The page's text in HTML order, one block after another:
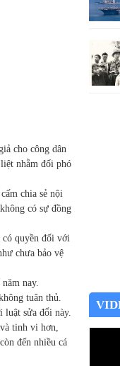
cho công dân
nhằm đối phó
chia sẻ nội
có sự đồng
quyền đối với
chưa bảo vệ
nay.
tuân thủ.
luật sửa đổi này.
tinh vi hơn,
đến nhiều cá